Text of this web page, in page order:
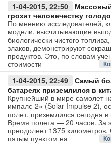
1-04-2015, 22:50
грозит человечеству
По мнению исследователей,
модели, высчитывающие
биологически чистого
злаков, демонстрируют
продуктов. Это, по словам
стоимости
1-04-2015, 22:49
Самый
батареях приземлился в
Крупнейший в мире самолет
импалс-2» (Solar Impulse 2),
полет, приземлился сегодня
Время полета — 20 часов. За
преодолеет 1375
пятым пунктом на